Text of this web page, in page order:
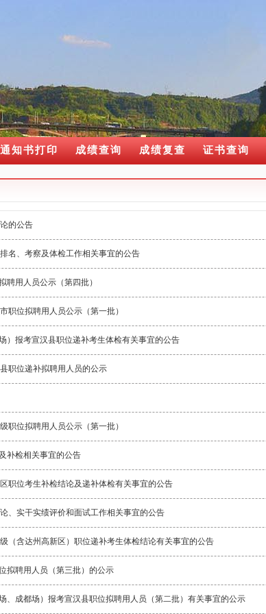
通知书打印 成绩查询 成绩复查 证书查询
的公告
名、考察及体检工作相关事宜的公告
聘用人员公示（第四批）
职位拟聘用人员公示（第一批）
）报考宣汉县职位递补考生体检有关事宜的公告
职位递补拟聘用人员的公示
职位拟聘用人员公示（第一批）
补检相关事宜的公告
职位考生补检结论及递补体检有关事宜的公告
、实干实绩评价和面试工作相关事宜的公告
（含达州高新区）职位递补考生体检结论有关事宜的公告
拟聘用人员（第三批）的公示
、成都场）报考宣汉县职位拟聘用人员（第二批）有关事宜的公示